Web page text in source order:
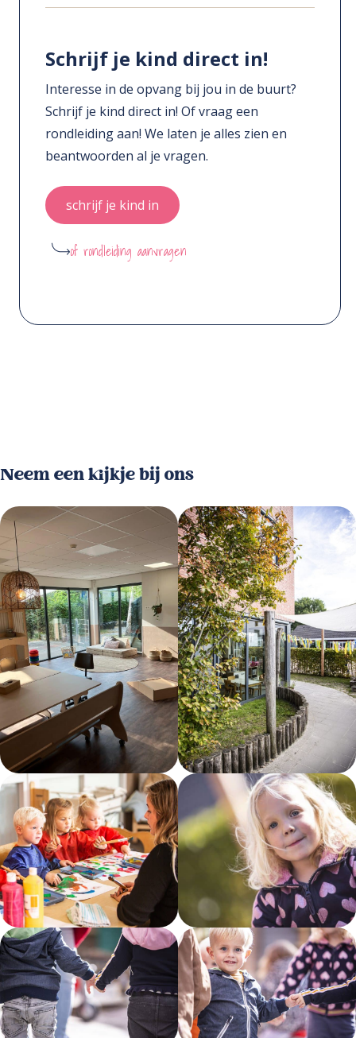
Schrijf je kind direct in!
Interesse in de opvang bij jou in de buurt?
Schrijf je kind direct in! Of vraag een
rondleiding aan! We laten je alles zien en
beantwoorden al je vragen.
schrijf je kind in
of rondleiding aanvragen
Neem een kijkje bij ons